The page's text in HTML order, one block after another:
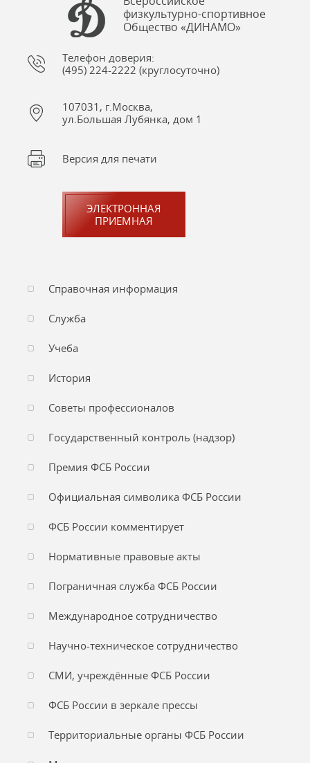
физкультурно-спортивное
Общество «ДИНАМО»
Телефон доверия:
(495) 224-2222 (круглосуточно)
107031, г.Москва,
ул.Большая Лубянка, дом 1
Версия для печати
ЭЛЕКТРОННАЯ
ПРИЕМНАЯ
Справочная информация
Служба
Учеба
История
Советы профессионалов
Государственный контроль (надзор)
Премия ФСБ России
Официальная символика ФСБ России
ФСБ России комментирует
Нормативные правовые акты
Пограничная служба ФСБ России
Международное сотрудничество
Научно-техническое сотрудничество
СМИ, учреждённые ФСБ России
ФСБ России в зеркале прессы
Территориальные органы ФСБ России